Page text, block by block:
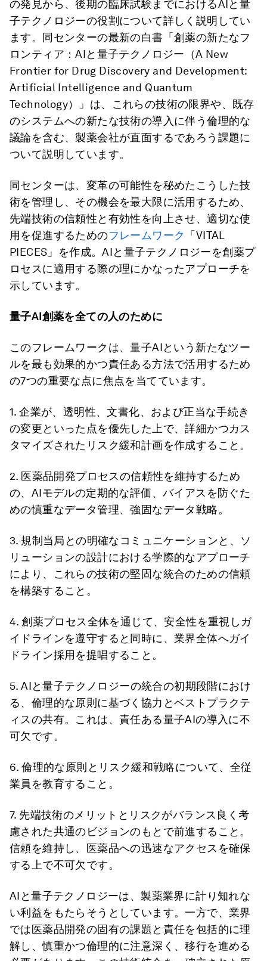
の発見から、後期の臨床試験までにおけるAIと量
子テクノロジーの役割について詳しく説明してい
ます。同センターの最新の白書「創薬の新たなフ
ロンティア：AIと量子テクノロジー（A New
Frontier for Drug Discovery and Development:
Artificial Intelligence and Quantum
Technology）」は、これらの技術の限界や、既存
のシステムへの新たな技術の導入に伴う倫理的な
議論を含む、製薬会社が直面するであろう課題に
ついて説明しています。
同センターは、変革の可能性を秘めたこうした技
術を管理し、その機会を最大限に活用するため、
先端技術の信頼性と有効性を向上させ、適切な使
用を促進するためのフレームワーク
「VITAL
PIECES」を作成。AIと量子テクノロジーを創薬プ
ロセスに適用する際の理にかなったアプローチを
示しています。
量子AI創薬を全ての人のために
このフレームワークは、量子AIという新たなツー
ルを最も効果的かつ責任ある方法で活用するため
の7つの重要な点に焦点を当てています。
1. 企業が、透明性、文書化、および正当な手続き
の変更といった点を優先した上で、詳細かつカス
タマイズされたリスク緩和計画を作成すること。
2. 医薬品開発プロセスの信頼性を維持するため
の、AIモデルの定期的な評価、バイアスを防ぐた
めの慎重なデータ管理、強固なデータ戦略。
3. 規制当局との明確なコミュニケーションと、ソ
リューションの設計における学際的なアプローチ
により、これらの技術の堅固な統合のための信頼
を構築すること。
4. 創薬プロセス全体を通じて、安全性を重視しガ
イドラインを遵守すると同時に、業界全体へガイ
ドライン採用を提唱すること。
5. AIと量子テクノロジーの統合の初期段階におけ
る、倫理的な原則に基づく協力とベストプラクテ
ィスの共有。これは、責任ある量子AIの導入に不
可欠です。
6. 倫理的な原則とリスク緩和戦略について、全従
業員を教育すること。
7. 先端技術のメリットとリスクがバランス良く考
慮された共通のビジョンのもとで前進すること。
信頼を維持し、医薬品への迅速なアクセスを確保
する上で不可欠です。
AIと量子テクノロジーは、製薬業界に計り知れな
い利益をもたらそうとしています。一方で、業界
では医薬品開発の固有の課題と責任を包括的に理
解し、慎重かつ倫理的に注意深く、移行を進める